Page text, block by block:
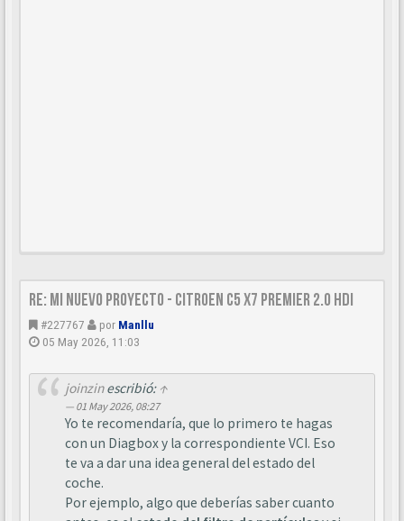
Re: Mi nuevo proyecto - Citroen C5 X7 Premier 2.0 HDi
#227767 por Manllu
05 May 2026, 11:03
joinzinescribió: ↑
01 May 2026, 08:27
Yo te recomendaría, que lo primero te hagas
con un Diagbox y la correspondiente VCI. Eso
te va a dar una idea general del estado del
coche.
Por ejemplo, algo que deberías saber cuanto